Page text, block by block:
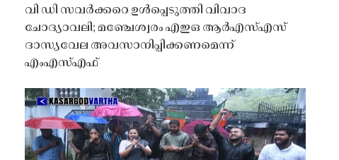
വി ഡി സവർക്കറെ ഉൾപ്പെടുത്തി വിവാദ
ചോദ്യാവലി; മഞ്ചേശ്വരം എഇഒ ആർഎസ്എസ്
ദാസ്യവേല അവസാനിപ്പിക്കണമെന്ന്
എംഎസ്എഫ്